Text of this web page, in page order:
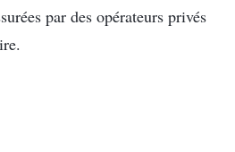
par des opérateurs privés